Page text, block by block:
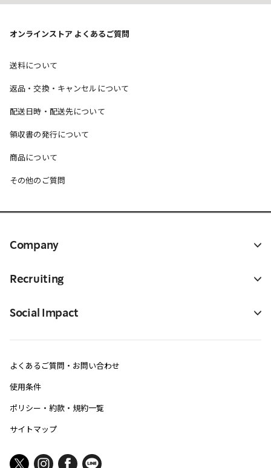
オンラインストア よくあるご質問
送料について
返品・交換・キャンセルについて
配送日時・配送先について
領収書の発行について
商品について
その他のご質問
Company
Recruiting
Social Impact
よくあるご質問・お問い合わせ
使用条件
ポリシー・約款・規約一覧
サイトマップ